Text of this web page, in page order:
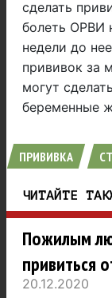
сделать
болеть ОРВИ
недели до
прививок за
могут
беременные
ПРИВИВКА
ЧИТАЙТЕ
Пожилым
привиться
20.12.2020